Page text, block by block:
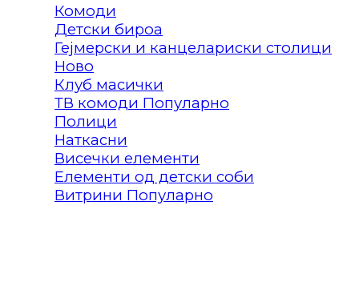
Комоди
Детски бироа
Гејмерски и канцелариски столици
Клуб масички
ТВ комоди
Полици
Наткасни
Висечки елементи
Елементи од детски соби
Витрини